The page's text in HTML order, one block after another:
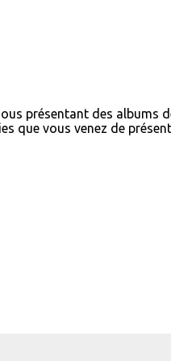
présentant des albums
que vous venez de